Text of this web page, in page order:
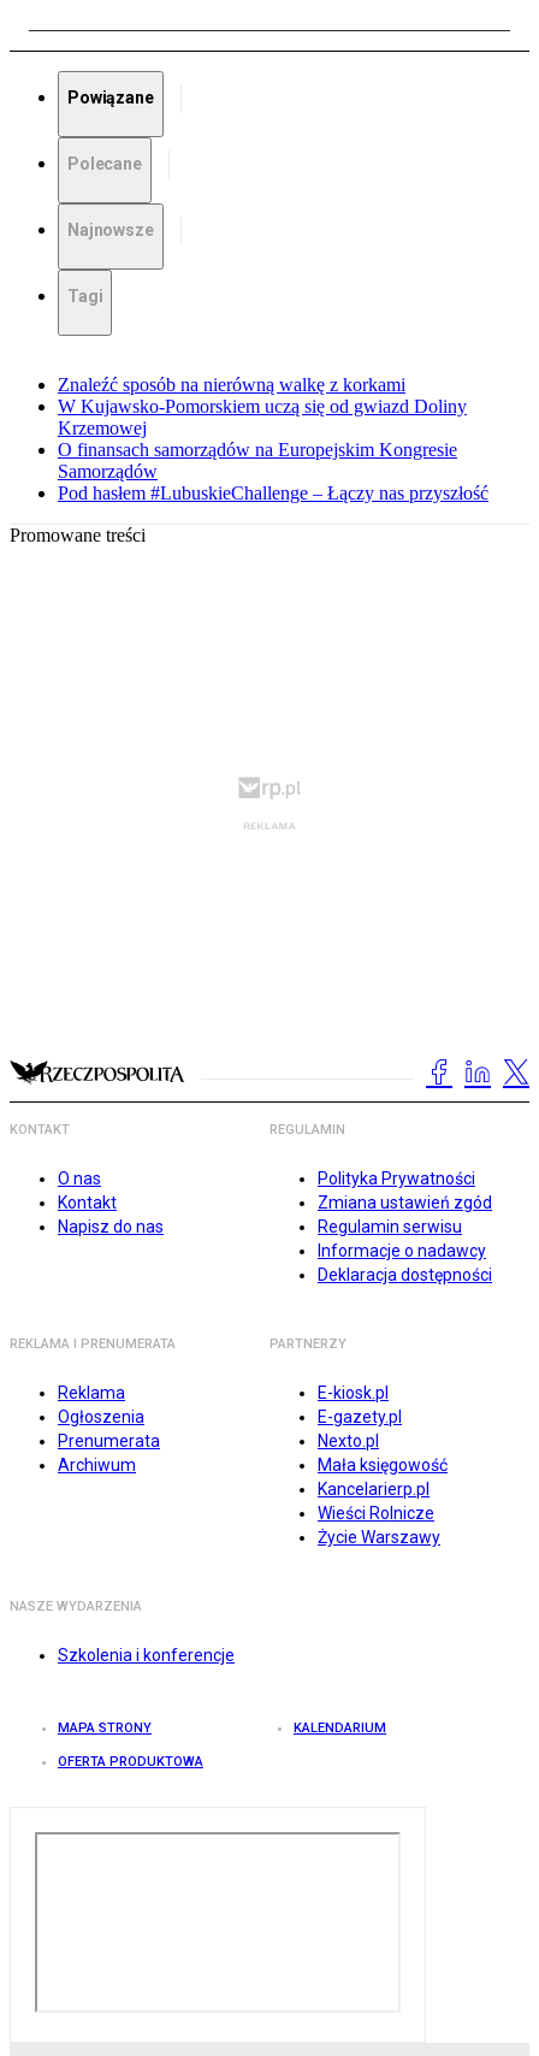
Powiązane
Polecane
Najnowsze
Tagi
Znaleźć sposób na nierówną walkę z korkami
W Kujawsko-Pomorskiem uczą się od gwiazd Doliny
Krzemowej
O finansach samorządów na Europejskim Kongresie
Samorządów
Pod hasłem #LubuskieChallenge – Łączy nas przyszłość
Promowane treści
KONTAKT
O nas
Kontakt
Napisz do nas
REGULAMIN
Polityka Prywatności
Zmiana ustawień zgód
Regulamin serwisu
Informacje o nadawcy
Deklaracja dostępności
REKLAMA I PRENUMERATA
Reklama
Ogłoszenia
Prenumerata
Archiwum
PARTNERZY
E-kiosk.pl
E-gazety.pl
Nexto.pl
Mała księgowość
Kancelarierp.pl
Wieści Rolnicze
Życie Warszawy
NASZE WYDARZENIA
Szkolenia i konferencje
MAPA STRONY KALENDARIUM
OFERTA PRODUKTOWA